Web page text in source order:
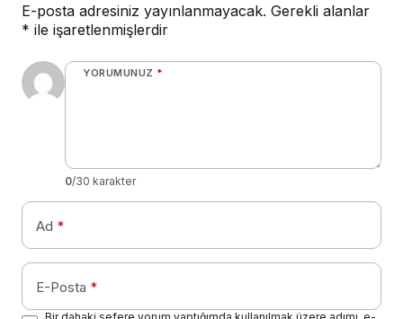
E-posta adresiniz yayınlanmayacak. Gerekli alanlar
* ile işaretlenmişlerdir
YORUMUNUZ *
0/30 karakter
Ad *
E-Posta *